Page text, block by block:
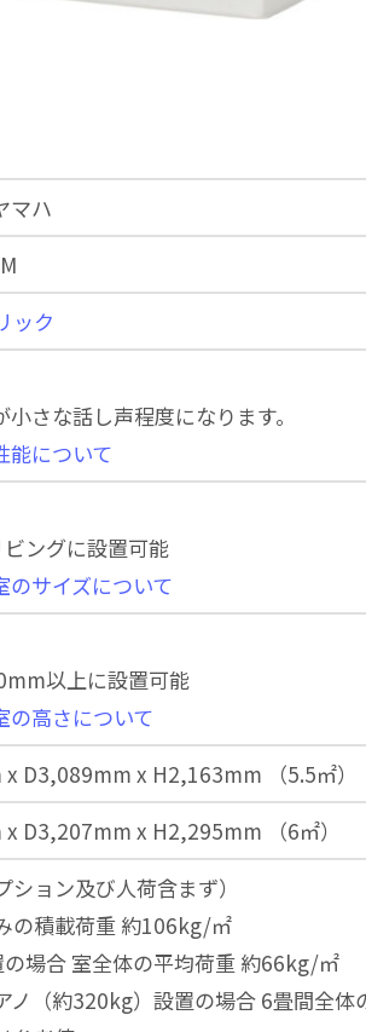
マハ
ック
小さな話し声程度になります。
能について
ングに設置可能
のサイズについて
以上に設置可能
の高さについて
D3,089mm x H2,163mm （5.5㎡）
D3,207mm x H2,295mm （6㎡）
ション及び人荷含まず）
の積載荷重 約106kg/㎡
場合 室全体の平均荷重 約66kg/㎡
ノ（約320kg）設置の場合 6畳間全